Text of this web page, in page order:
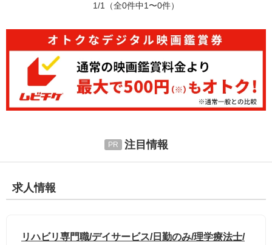
1/1 （全0件中1〜0件）
注目情報
求人情報
リハビリ専門職/デイサービス/日勤のみ/理学療法士/